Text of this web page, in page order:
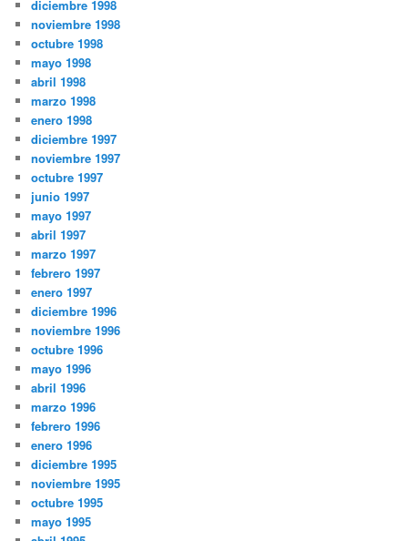
diciembre 1998
noviembre 1998
octubre 1998
mayo 1998
abril 1998
marzo 1998
enero 1998
diciembre 1997
noviembre 1997
octubre 1997
junio 1997
mayo 1997
abril 1997
marzo 1997
febrero 1997
enero 1997
diciembre 1996
noviembre 1996
octubre 1996
mayo 1996
abril 1996
marzo 1996
febrero 1996
enero 1996
diciembre 1995
noviembre 1995
octubre 1995
mayo 1995